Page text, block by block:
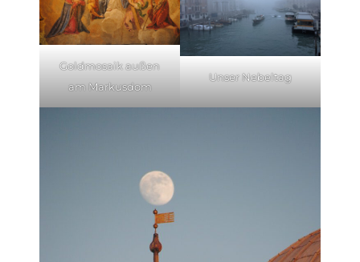
Goldmosaik außen
am Markusdom
Unser Nebeltag